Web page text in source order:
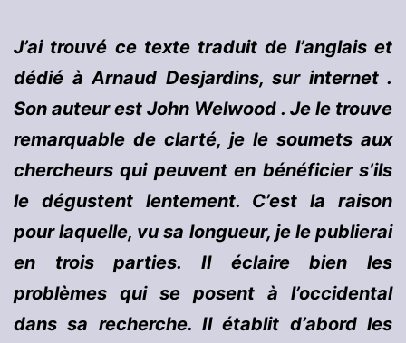
J’ai trouvé ce texte traduit de l’anglais et
dédié à Arnaud Desjardins, sur internet .
Son auteur est John Welwood . Je le trouve
remarquable de clarté, je le soumets aux
chercheurs qui peuvent en bénéficier s’ils
le dégustent lentement. C’est la raison
pour laquelle, vu sa longueur, je le publierai
en trois parties. Il éclaire bien les
problèmes qui se posent à l’occidental
dans sa recherche. Il établit d’abord les